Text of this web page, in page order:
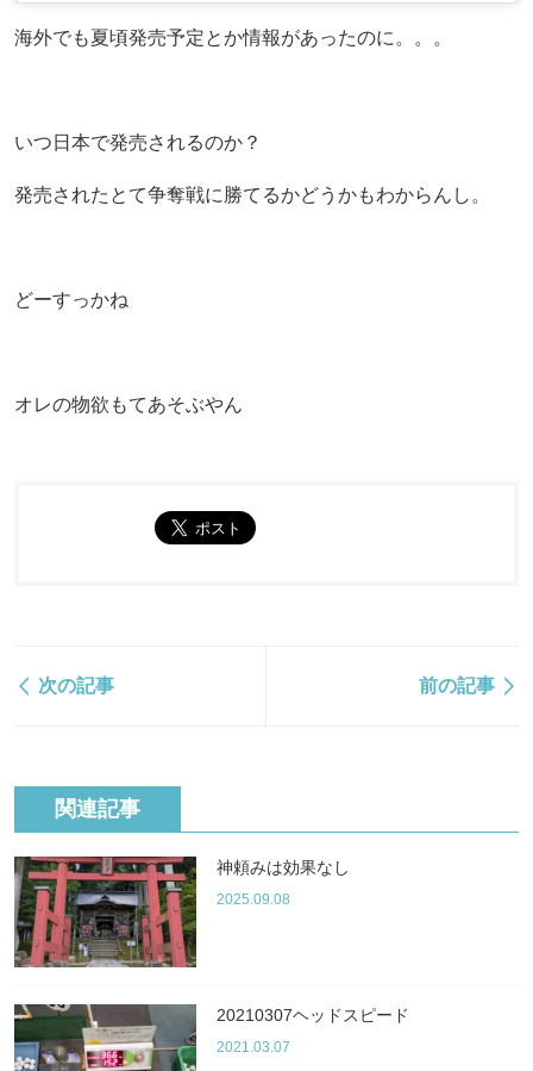
海外でも夏頃発売予定とか情報があったのに。。。
いつ日本で発売されるのか？
発売されたとて争奪戦に勝てるかどうかもわからんし。
どーすっかね
オレの物欲もてあそぶやん
次の記事 前の記事
関連記事
神頼みは効果なし
2025.09.08
20210307ヘッドスピード
2021.03.07